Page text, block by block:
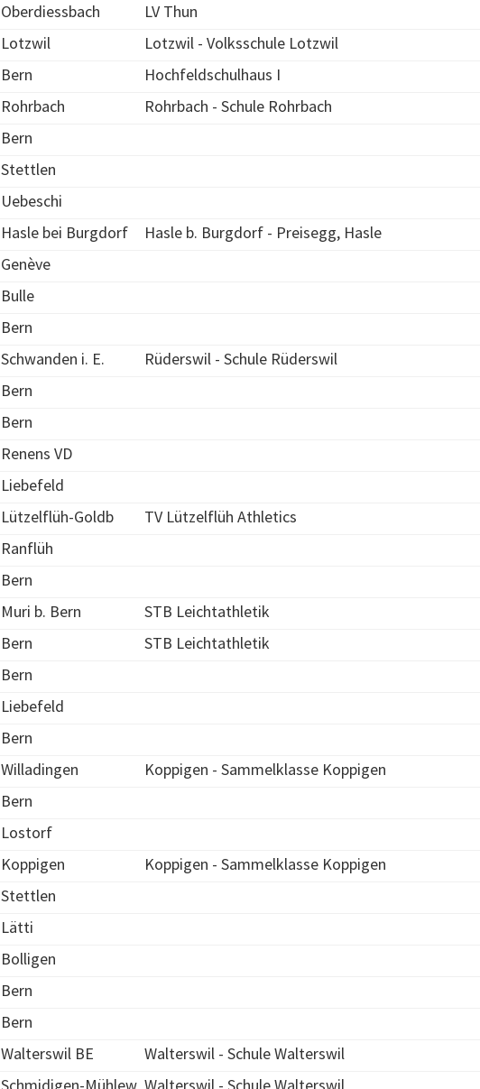
Oberdiessbach
LV Thun
Lotzwil
Lotzwil - Volksschule Lotzwil
Bern
Hochfeldschulhaus I
Rohrbach
Rohrbach - Schule Rohrbach
Bern
Stettlen
Uebeschi
Hasle bei Burgdorf
Hasle b. Burgdorf - Preisegg, Hasle
Genève
Bulle
Bern
Schwanden i. E.
Rüderswil - Schule Rüderswil
Bern
Bern
Renens VD
Liebefeld
Lützelflüh-Goldb
TV Lützelflüh Athletics
Ranflüh
Bern
Muri b. Bern
STB Leichtathletik
Bern
STB Leichtathletik
Bern
Liebefeld
Bern
Willadingen
Koppigen - Sammelklasse Koppigen
Bern
Lostorf
Koppigen
Koppigen - Sammelklasse Koppigen
Stettlen
Lätti
Bolligen
Bern
Bern
Walterswil BE
Walterswil - Schule Walterswil